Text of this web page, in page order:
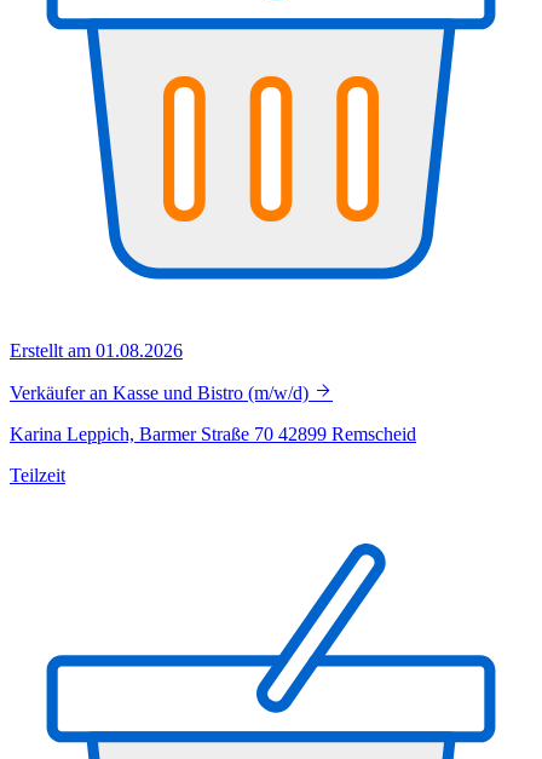
Erstellt am 01.08.2026
Verkäufer an Kasse und Bistro (m/w/d)
Karina Leppich, Barmer Straße 70 42899 Remscheid
Teilzeit